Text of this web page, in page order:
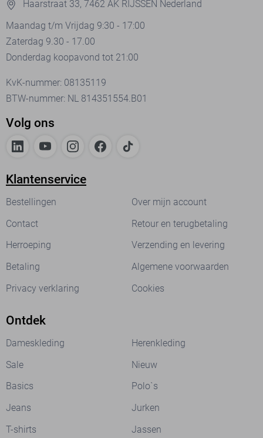
Haarstraat 33, 7462 AK RIJSSEN Nederland
Maandag t/m Vrijdag 9:30 - 17:00
Zaterdag 9.30 - 17.00
Donderdag koopavond tot 21:00
KvK-nummer: 08135119
BTW-nummer: NL 814351554.B01
Volg ons
Klantenservice
Bestellingen
Over mijn account
Contact
Retour en terugbetaling
Herroeping
Verzending en levering
Betaling
Algemene voorwaarden
Privacy verklaring
Cookies
Ontdek
Dameskleding
Herenkleding
Sale
Nieuw
Basics
Polo`s
Jeans
Jurken
T-shirts
Jassen